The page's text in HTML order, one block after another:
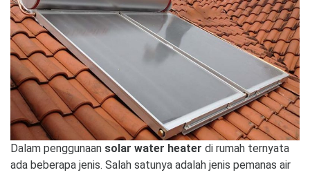
Dalam penggunaan solar water heater di rumah ternyata
ada beberapa jenis. Salah satunya adalah jenis pemanas air